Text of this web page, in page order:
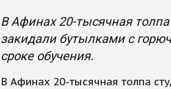
В Афинах 20-тысячная
закидали бутылками с
сроке обучения.
В Афинах 20-тысячная толпа